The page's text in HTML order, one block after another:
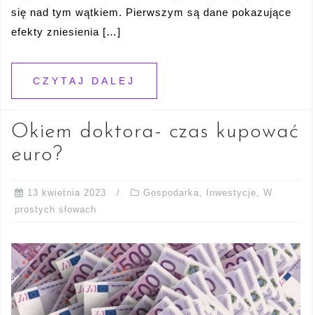
się nad tym wątkiem. Pierwszym są dane pokazujące
efekty zniesienia […]
CZYTAJ DALEJ
Okiem doktora- czas kupować
euro?
13 kwietnia 2023 Gospodarka, Inwestycje, W
prostych słowach